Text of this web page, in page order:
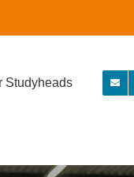
Studyheads